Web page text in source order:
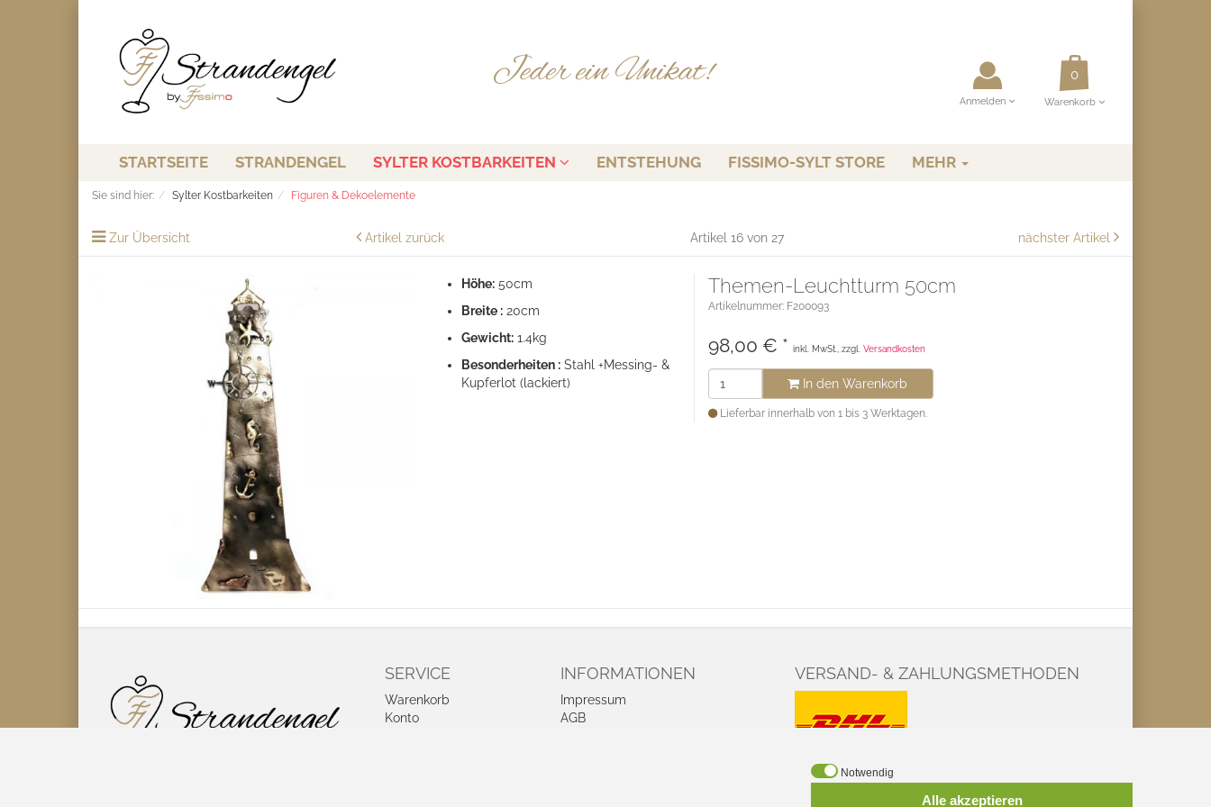
Anmelden Warenkorb
STARTSEITE STRANDENGEL SYLTER KOSTBARKEITEN ENTSTEHUNG FISSIMO-SYLT STORE MEHR
Sie sind hier: Sylter Kostbarkeiten Figuren & Dekoelemente
Zur Übersicht Artikel zurück Artikel 16 von 27 nächster Artikel
Höhe: 50cm
Breite : 20cm
Gewicht: 1.4kg
Besonderheiten : Stahl +Messing- &
Kupferlot (lackiert)
Themen-Leuchtturm 50cm
Artikelnummer: F200093
98,00 € * inkl. MwSt., zzgl. Versandkosten
In den Warenkorb
Lieferbar innerhalb von 1 bis 3 Werktagen.
SERVICE
Warenkorb
Konto
INFORMATIONEN
Impressum
AGB
VERSAND- & ZAHLUNGSMETHODEN
Notwendig
Alle akzeptieren